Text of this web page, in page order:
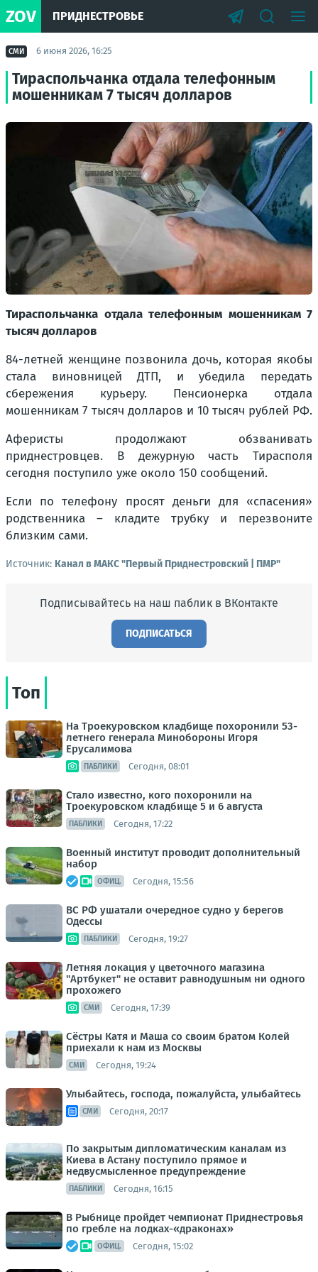
ZOV ПРИДНЕСТРОВЬЕ
СМИ 6 июня 2026, 16:25
Тираспольчанка отдала телефонным
мошенникам 7 тысяч долларов
Тираспольчанка отдала телефонным мошенникам 7
тысяч долларов
84-летней женщине позвонила дочь, которая якобы
стала виновницей ДТП, и убедила передать
сбережения курьеру. Пенсионерка отдала
мошенникам 7 тысяч долларов и 10 тысяч рублей РФ.
Аферисты продолжают обзванивать
приднестровцев. В дежурную часть Тирасполя
сегодня поступило уже около 150 сообщений.
Если по телефону просят деньги для «спасения»
родственника – кладите трубку и перезвоните
близким сами.
Источник: Канал в МАКС "Первый Приднестровский | ПМР"
Подписывайтесь на наш паблик в ВКонтакте
ПОДПИСАТЬСЯ
Топ
На Троекуровском кладбище похоронили 53-
летнего генерала Минобороны Игоря
Ерусалимова
ПАБЛИКИ Сегодня, 08:01
Стало известно, кого похоронили на
Троекуровском кладбище 5 и 6 августа
ПАБЛИКИ Сегодня, 17:22
Военный институт проводит дополнительный
набор
ОФИЦ. Сегодня, 15:56
ВС РФ ушатали очередное судно у берегов
Одессы
ПАБЛИКИ Сегодня, 19:27
Летняя локация у цветочного магазина
"Артбукет" не оставит равнодушным ни одного
прохожего
СМИ Сегодня, 17:39
Сёстры Катя и Маша со своим братом Колей
приехали к нам из Москвы
СМИ Сегодня, 19:24
Улыбайтесь, господа, пожалуйста, улыбайтесь
СМИ Сегодня, 20:17
По закрытым дипломатическим каналам из
Киева в Астану поступило прямое и
недвусмысленное предупреждение
ПАБЛИКИ Сегодня, 16:15
В Рыбнице пройдет чемпионат Приднестровья
по гребле на лодках-«драконах»
ОФИЦ. Сегодня, 15:02